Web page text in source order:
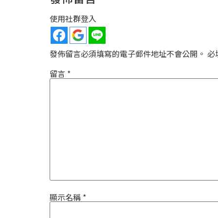
使用社群登入
發佈留言必須填寫的電子郵件地址不會公開。 必
留言 *
顯示名稱 *